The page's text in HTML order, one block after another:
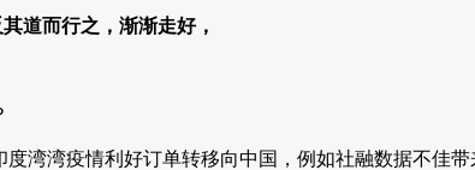
道而行之，渐渐走好，
湾湾疫情利好订单转移向中国，例如社融数据不佳